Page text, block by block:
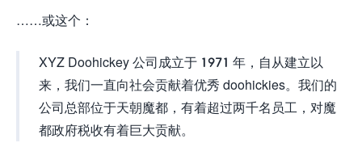
……或这个：
XYZ Doohickey 公司成立于 1971 年，自从建立以
来，我们一直向社会贡献着优秀 doohickies。我们的
公司总部位于天朝魔都，有着超过两千名员工，对魔
都政府税收有着巨大贡献。